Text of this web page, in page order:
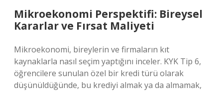
Mikroekonomi Perspektifi: Bireysel
Kararlar ve Fırsat Maliyeti
Mikroekonomi, bireylerin ve firmaların kıt
kaynaklarla nasıl seçim yaptığını inceler. KYK Tip 6,
öğrencilere sunulan özel bir kredi türü olarak
düşünüldüğünde, bu krediyi almak ya da almamak,